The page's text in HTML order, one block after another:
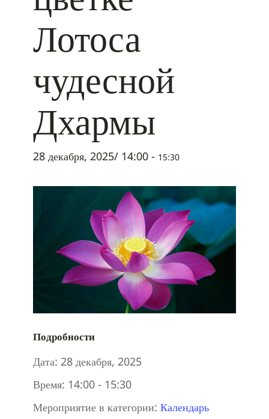
Лотоса
чудесной
Дхармы
28 декабря, 2025/ 14:00 - 15:30
Подробности
Дата: 28 декабря, 2025
Время: 14:00 - 15:30
Мероприятие в категории: Календарь